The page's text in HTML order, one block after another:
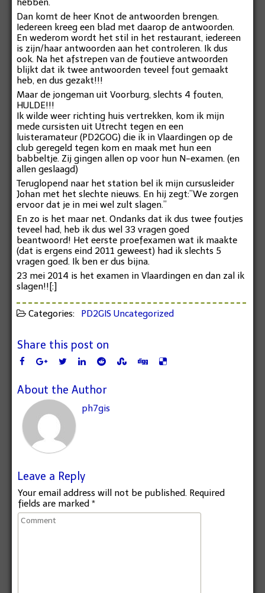
hebben.
Dan komt de heer Knot de antwoorden brengen.
Iedereen kreeg een blad met daarop de antwoorden.
En wederom wordt het stil in het restaurant, iedereen
is zijn/haar antwoorden aan het controleren. Ik dus
ook. Na het afstrepen van de foutieve antwoorden
blijkt dat ik twee antwoorden teveel fout gemaakt
heb, en dus gezakt!!!
Maar de jongeman uit Voorburg, slechts 4 fouten,
HULDE!!!
Ik wilde weer richting huis vertrekken, kom ik mijn
mede cursisten uit Utrecht tegen en een
luisteramateur (PD2GOG) die ik in Vlaardingen op de
club geregeld tegen kom en maak met hun een
babbeltje. Zij gingen allen op voor hun N-examen. (en
allen geslaagd)
Teruglopend naar het station bel ik mijn cursusleider
Johan met het slechte nieuws. En hij zegt:”We zorgen
ervoor dat je in mei wel zult slagen.”
En zo is het maar net. Ondanks dat ik dus twee foutjes
teveel had, heb ik dus wel 33 vragen goed
beantwoord! Het eerste proefexamen wat ik maakte
(dat is ergens eind 2011 geweest) had ik slechts 5
vragen goed. Ik ben er dus bijna.
23 mei 2014 is het examen in Vlaardingen en dan zal ik
slagen!![:]
Categories: PD2GIS Uncategorized
Share this post on
About the Author
ph7gis
Leave a Reply
Your email address will not be published. Required
fields are marked*